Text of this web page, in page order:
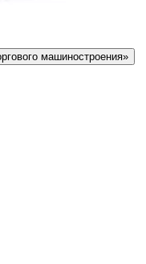
машиностроения»